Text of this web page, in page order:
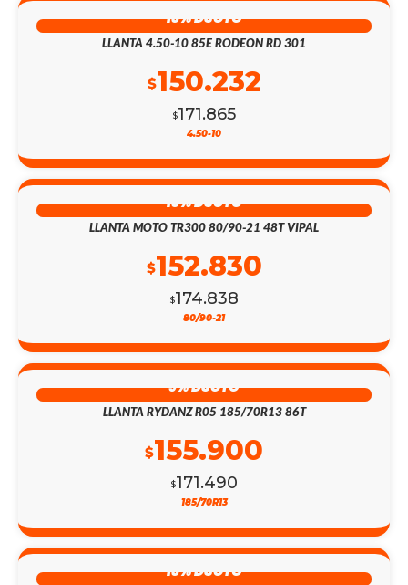
13% DSCTO
LLANTA 4.50-10 85E RODEON RD 301
$171.865
$150.232
4.50-10
13% DSCTO
LLANTA MOTO TR300 80/90-21 48T VIPAL
$174.838
$152.830
80/90-21
9% DSCTO
LLANTA RYDANZ R05 185/70R13 86T
$171.490
$155.900
185/70R13
13% DSCTO